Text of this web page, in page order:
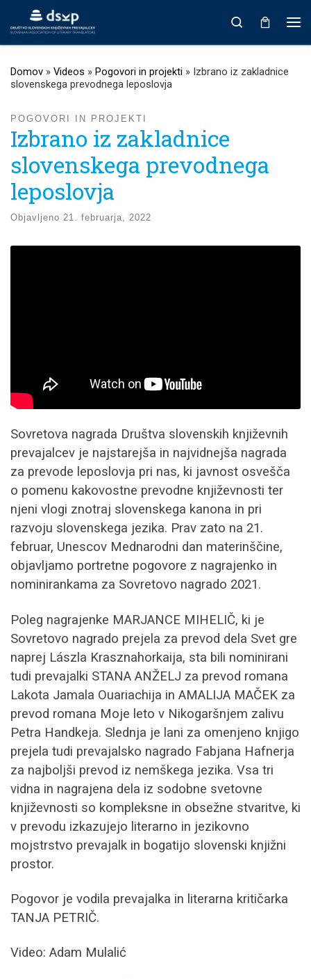
Prikaži vso vsebino
Search
Domov » Videos » Pogovori in projekti » Izbrano iz zakladnice
slovenskega prevodnega leposlovja
POGOVORI IN PROJEKTI
Izbrano iz zakladnice
slovenskega prevodnega
leposlovja
Objavljeno 21. februarja, 2022
Sovretova nagrada Društva slovenskih književnih
prevajalcev je najstarejša in najvidnejša nagrada
za prevode leposlovja pri nas, ki javnost osvešča
o pomenu kakovostne prevodne književnosti ter
njeni vlogi znotraj slovenskega kanona in pri
razvoju slovenskega jezika. Prav zato na 21.
februar, Unescov Mednarodni dan materinščine,
objavljamo portretne pogovore z nagrajenko in
nominirankama za Sovretovo nagrado 2021.
Poleg nagrajenke MARJANCE MIHELIČ, ki je
Sovretovo nagrado prejela za prevod dela Svet gre
naprej Lászla Krasznahorkaija, sta bili nominirani
tudi prevajalki STANA ANŽELJ za prevod romana
Lakota Jamala Ouariachija in AMALIJA MAČEK za
prevod romana Moje leto v Nikogaršnjem zalivu
Petra Handkeja. Slednja je lani za omenjeno knjigo
prejela tudi prevajalsko nagrado Fabjana Hafnerja
za najboljši prevod iz nemškega jezika. Vsa tri
vidna in nagrajena dela iz sodobne svetovne
književnosti so kompleksne in obsežne stvaritve, ki
v prevodu izkazujejo literarno in jezikovno
mojstrstvo prevajalk in bogatijo slovenski knjižni
prostor.
Pogovor je vodila prevajalka in literarna kritičarka
TANJA PETRIČ.
Video: Adam Mulalić